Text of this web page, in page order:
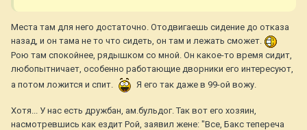
Места там для него достаточно. Отодвигаешь сидение до отказа
назад, и он тама не то что сидеть, он там и лежать сможет.
Рою там спокойнее, рядышком со мной. Он какое-то время сидит,
любопытничает, особенно работающие дворники его интересуют,
а потом ложится и спит.
Я его так даже в 99-ой вожу.
Хотя... У нас есть дружбан, ам.бульдог. Так вот его хозяин,
насмотревшись как ездит Рой, заявил жене: "Все, Бакс тепереча